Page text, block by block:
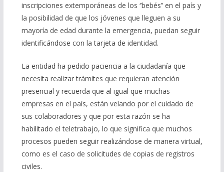
inscripciones extemporáneas de los ‘’bebés’’ en el país y
la posibilidad de que los jóvenes que lleguen a su
mayoría de edad durante la emergencia, puedan seguir
identificándose con la tarjeta de identidad.
La entidad ha pedido paciencia a la ciudadanía que
necesita realizar trámites que requieran atención
presencial y recuerda que al igual que muchas
empresas en el país, están velando por el cuidado de
sus colaboradores y que por esta razón se ha
habilitado el teletrabajo, lo que significa que muchos
procesos pueden seguir realizándose de manera virtual,
como es el caso de solicitudes de copias de registros
civiles.